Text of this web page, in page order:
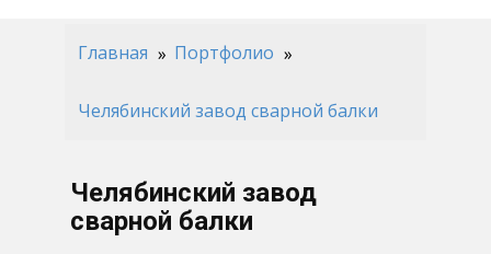
Главная Портфолио
Челябинский завод сварной балки
Челябинский завод
сварной балки